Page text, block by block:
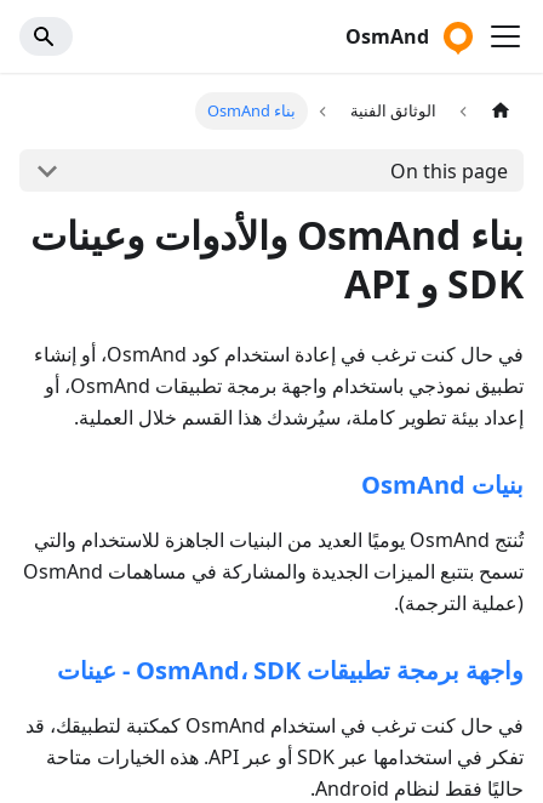
OsmAnd
الوثائق الفنية بناء OsmAnd
On this page
بناء OsmAnd والأدوات وعينات
SDK و API
في حال كنت ترغب في إعادة استخدام كود OsmAnd، أو إنشاء
تطبيق نموذجي باستخدام واجهة برمجة تطبيقات OsmAnd، أو
إعداد بيئة تطوير كاملة، سيُرشدك هذا القسم خلال العملية.
بنيات OsmAnd
تُنتج OsmAnd يوميًا العديد من البنيات الجاهزة للاستخدام والتي
تسمح بتتبع الميزات الجديدة والمشاركة في مساهمات OsmAnd
(عملية الترجمة).
واجهة برمجة تطبيقات OsmAnd، SDK - عينات
في حال كنت ترغب في استخدام OsmAnd كمكتبة لتطبيقك، قد
تفكر في استخدامها عبر SDK أو عبر API. هذه الخيارات متاحة
حاليًا فقط لنظام Android.